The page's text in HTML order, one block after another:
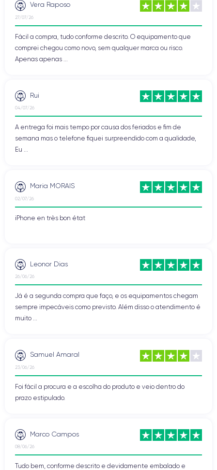
Vera Raposo
27/07/26
Fácil a compra, tudo conforme descrito. O equipamento que
comprei chegou como novo, sem qualquer marca ou risco.
Apenas apenas ...
Rui
04/07/26
A entrega foi mais tempo por causa dos feriados e fim de
semana mas o telefone fiquei surpreendido com a qualidade,
Eu ...
Maria MORAIS
02/07/26
iPhone en très bon état
Leonor Dias
26/06/26
Já é a segunda compra que faço, e os equipamentos chegam
sempre impecáveis como previsto. Além disso o atendimento é
muito ...
Samuel Amaral
23/06/26
Foi fácil a procura e a escolha do produto e veio dentro do
prazo estipulado.
Marco Campos
08/06/26
Tudo bem, conforme descrito e devidamente embalado e